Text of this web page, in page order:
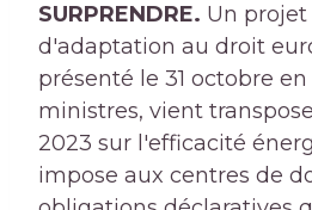
SURPRENDRE. Un projet
d'adaptation au droit
présenté le 31 octobre
ministres, vient
2023 sur l'efficacité
impose aux centres de